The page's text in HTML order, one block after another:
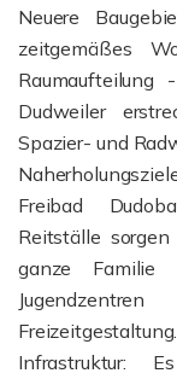
Neuere
zeitgemäßes
Dudweiler
Spazier- und
Freibad
Reitställe
ganze Familie
Freizeitgestaltung.
Infrastruktur: